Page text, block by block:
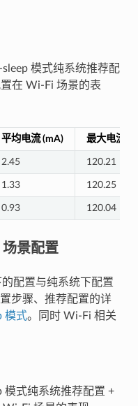
模式纯系统推荐配
在 Wi-Fi 场景的表
平均电流 (mA) 最大电流
2.45 120.21
1.33 120.25
0.93 120.04
景配置
配置与纯系统下配置
步骤、推荐配置的详
模式。同时 Wi-Fi 相关
模式纯系统推荐配置 +